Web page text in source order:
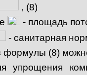
, (8)
- площадь
- санитарная
формулы (8)
упрощения